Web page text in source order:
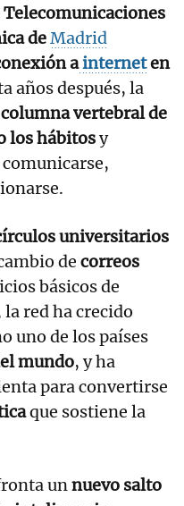
deMadrid
ainterneten
años después, la
columna vertebral de
los hábitosy
universitarios
de correos
básicos de
la red ha crecido
uno de los países
mundo, y ha
para convertirse
que sostiene la
unnuevo salto